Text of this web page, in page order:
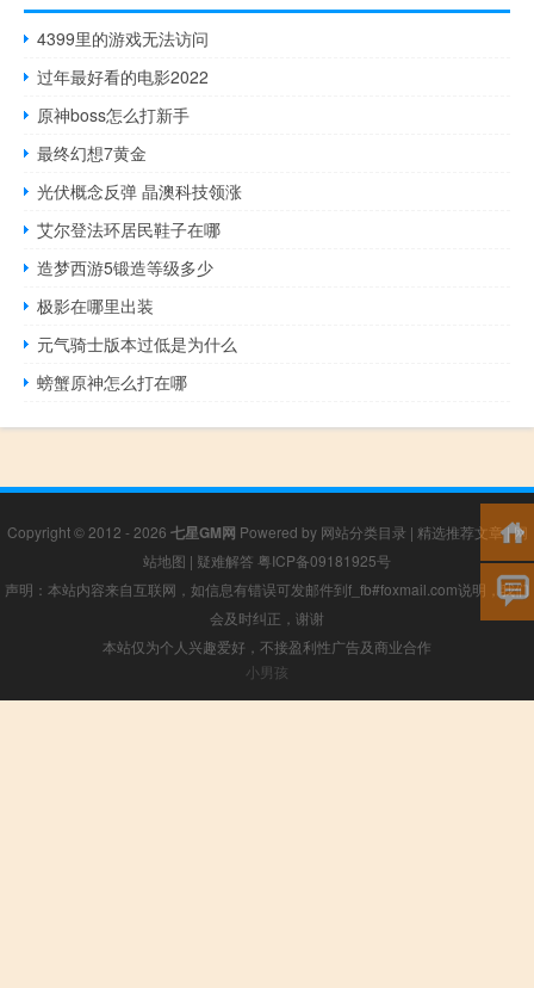
4399里的游戏无法访问
过年最好看的电影2022
原神boss怎么打新手
最终幻想7黄金
光伏概念反弹 晶澳科技领涨
艾尔登法环居民鞋子在哪
造梦西游5锻造等级多少
极影在哪里出装
元气骑士版本过低是为什么
螃蟹原神怎么打在哪
Copyright © 2012 - 2026 七星GM网 Powered by 网站分类目录 | 精选推荐文章|网
站地图 | 疑难解答 粤ICP备09181925号
声明：本站内容来自互联网，如信息有错误可发邮件到f_fb#foxmail.com说明，我们
会及时纠正，谢谢
本站仅为个人兴趣爱好，不接盈利性广告及商业合作
小男孩